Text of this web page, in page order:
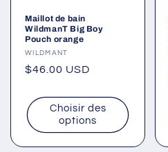
Maillot de bain
WildmanT Big Boy
Pouch orange
Fournisseur :
WILDMANT
Prix
$46.00 USD
Choisir des
options